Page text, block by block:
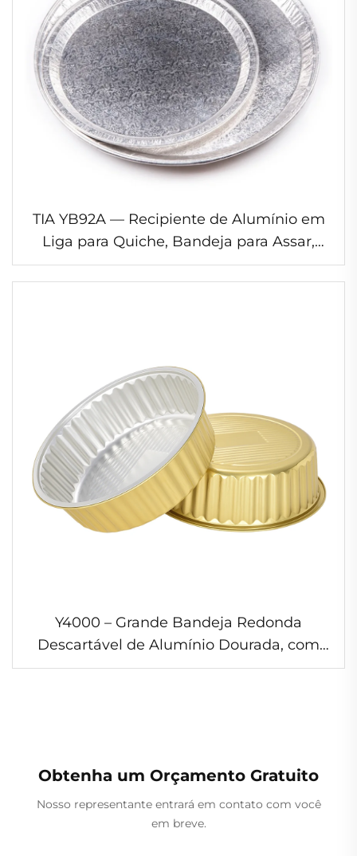
TIA YB92A — Recipiente de Alumínio em
Liga para Quiche, Bandeja para Assar,
Recipiente Térmico Eficiente em Folha de
Alumínio para Serviços de Brunch
Y4000 – Grande Bandeja Redonda
Descartável de Alumínio Dourada, com
Capacidade de 4000 ml, Grau Alimentício,
Obtenha um Orçamento Gratuito
Nosso representante entrará em contato com você
em breve.